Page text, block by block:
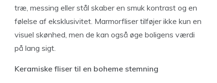
træ, messing eller stål skaber en smuk kontrast og en
følelse af eksklusivitet. Marmorfliser tilføjer ikke kun en
visuel skønhed, men de kan også øge boligens værdi
på lang sigt.
Keramiske fliser til en boheme stemning